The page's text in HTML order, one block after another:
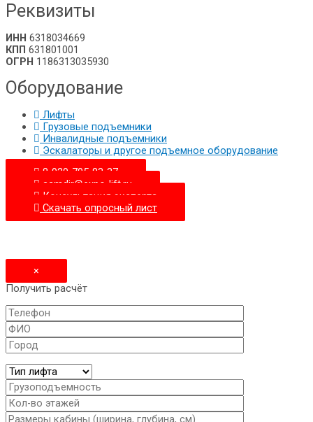
Реквизиты
ИНН 6318034669
КПП 631801001
ОГРН 1186313035930
Оборудование
Лифты
Грузовые подъемники
Инвалидные подъемники
Эскалаторы и другое подъемное оборудование
8-929-705-83-37
samdir@expo-lift.ru
Консультация эксперта
Скачать опросный лиcт
×
Получить расчёт